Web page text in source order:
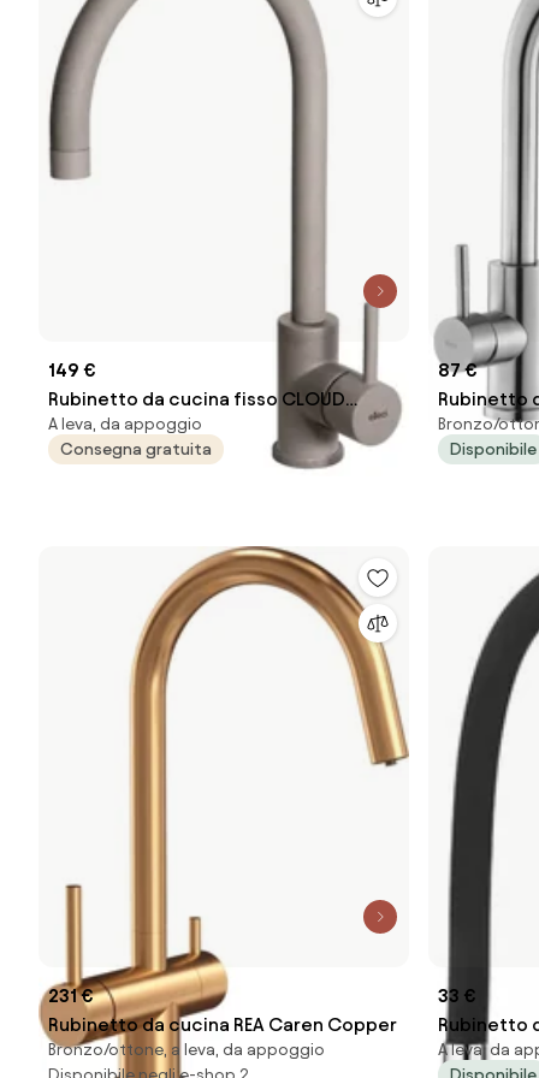
149 €
Rubinetto da cucina fisso CLOUD
tortora verniciato opaco ELLECI
A leva, da appoggio
Consegna gratuita
87 €
Rubinetto
BRUSH
Bronzo/
Disponibile
231 €
Rubinetto da cucina REA Caren Copper
Bronzo/ottone, a leva, da appoggio
33 €
Rubinetto
A leva, da